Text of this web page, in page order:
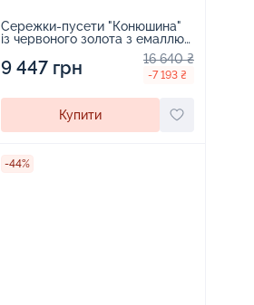
Сережки-пусети "Конюшина"
із червоного золота з емаллю -
9 447 грн 16 640 ₴
-7 193 ₴
Купити
-44%